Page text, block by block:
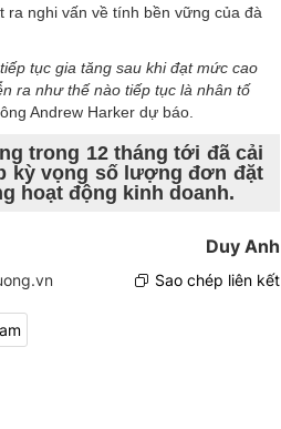
nghi vấn về tính bền vững của đà
tục gia tăng sau khi đạt mức cao
ra như thế nào tiếp tục là nhân tố
Andrew Harker dự báo.
trong 12 tháng tới đã cải
kỳ vọng số lượng đơn đặt
hoạt động kinh doanh.
Duy Anh
Sao chép liên kết